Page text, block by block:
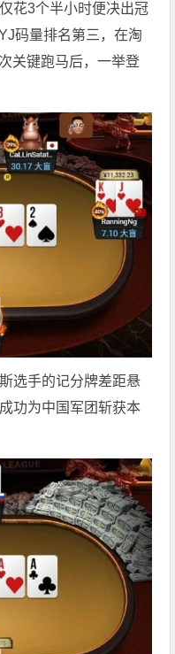
花3个半小时便决出冠
码量排名第三，在淘
关键跑马后，一举登
选手的记分牌差距悬
功为中国军团斩获本